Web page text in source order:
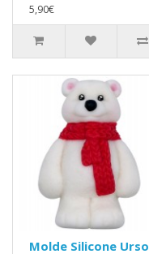
5,90€
Molde Silicone Urso